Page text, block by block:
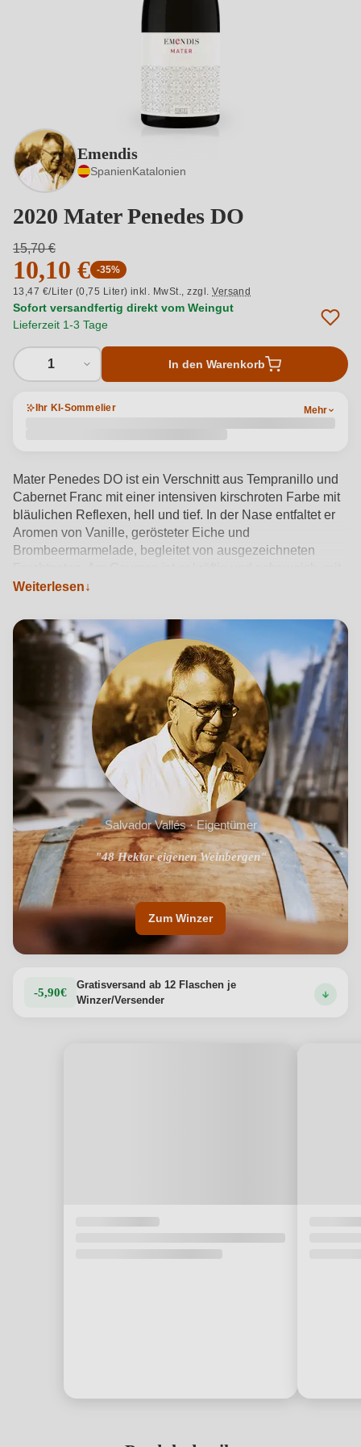
Emendis
SpanienKatalonien
2020 Mater Penedes DO
15,70 €
10,10 € -35%
13,47 €/Liter (0,75 Liter) inkl. MwSt.,zzgl.Versand
Sofort versandfertig direkt vom Weingut
Lieferzeit 1-3 Tage
1 In den Warenkorb
Ihr KI-Sommelier Mehr
Mater Penedes DO ist ein Verschnitt aus Tempranillo und
Cabernet Franc mit einer intensiven kirschroten Farbe mit
bläulichen Reflexen, hell und tief. In der Nase entfaltet er
Aromen von Vanille, gerösteter Eiche und
Brombeermarmelade, begleitet von ausgezeichneten
gut integrierter Eiche.
Weiterlesen
Salvador Vallés · Eigentümer
"48 Hektar eigenen Weinbergen"
"Hochwertige Weine und Cavas mit dem Charakter des
katalanischen Terroirs"
Zum Winzer
-5,90€
Gratisversand ab 12 Flaschen je
Winzer/Versender